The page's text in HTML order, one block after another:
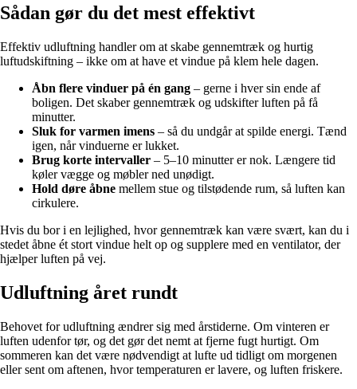
Sådan gør du det mest effektivt
Effektiv udluftning handler om at skabe gennemtræk og hurtig
luftudskiftning – ikke om at have et vindue på klem hele dagen.
Åbn flere vinduer på én gang – gerne i hver sin ende af
boligen. Det skaber gennemtræk og udskifter luften på få
minutter.
Sluk for varmen imens – så du undgår at spilde energi. Tænd
igen, når vinduerne er lukket.
Brug korte intervaller – 5–10 minutter er nok. Længere tid
køler vægge og møbler ned unødigt.
Hold døre åbne mellem stue og tilstødende rum, så luften kan
cirkulere.
Hvis du bor i en lejlighed, hvor gennemtræk kan være svært, kan du i
stedet åbne ét stort vindue helt op og supplere med en ventilator, der
hjælper luften på vej.
Udluftning året rundt
Behovet for udluftning ændrer sig med årstiderne. Om vinteren er
luften udenfor tør, og det gør det nemt at fjerne fugt hurtigt. Om
sommeren kan det være nødvendigt at lufte ud tidligt om morgenen
eller sent om aftenen, hvor temperaturen er lavere, og luften friskere.